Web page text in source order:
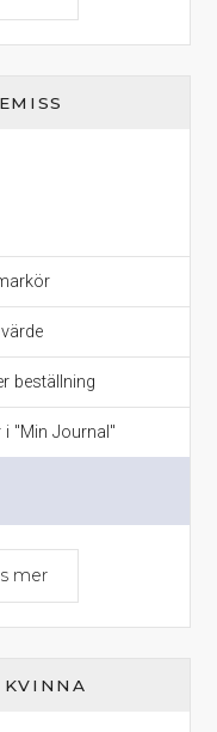
beställning
"Min Journal"
merom GT prov –
KVINNA